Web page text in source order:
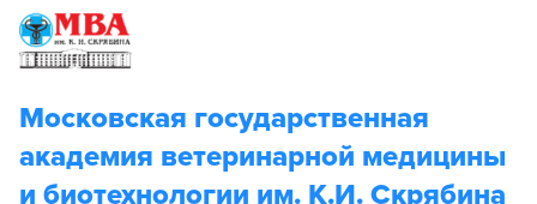
Московская государственная
академия ветеринарной медицины
и биотехнологии им. К.И. Скрябина